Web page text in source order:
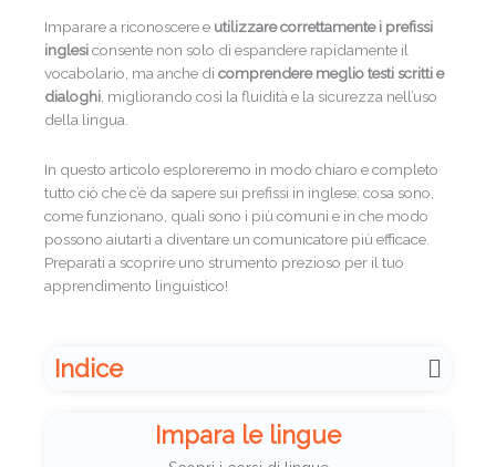
Imparare a riconoscere e utilizzare correttamente i prefissi
inglesiconsente non solo di espandere rapidamente il
vocabolario, ma anche di comprendere meglio testi scritti e
dialoghi, migliorando così la fluidità e la sicurezza nell’uso
della lingua.
In questo articolo esploreremo in modo chiaro e completo
tutto ciò che c’è da sapere sui prefissi in inglese: cosa sono,
come funzionano, quali sono i più comuni e in che modo
possono aiutarti a diventare un comunicatore più efficace.
Preparati a scoprire uno strumento prezioso per il tuo
apprendimento linguistico!
Indice
Impara le lingue